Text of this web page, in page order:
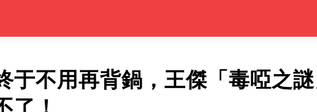
于不用再背鍋，王傑「毒啞之
了！